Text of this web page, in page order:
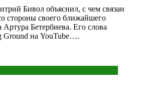
Бивол объяснил, с чем связан
стороны своего ближайшего
Бетербиева. Его слова
Ground на YouTube….